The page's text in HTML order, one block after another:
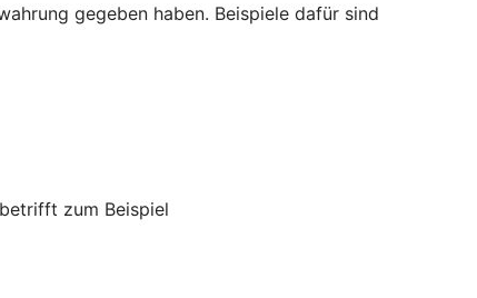
gegeben haben. Beispiele dafür sind
zum Beispiel